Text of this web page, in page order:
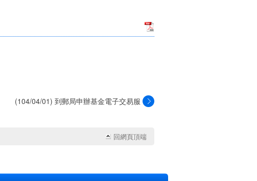
(104/04/01) 到郵局申辦基金電子交易服
回網頁頂端